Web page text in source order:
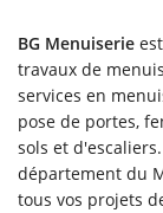
En cochant cette
l'adresse email
utilisant le
BG Menuiserie
travaux de
services en
pose de portes,
sols et
département du
tous vos projets